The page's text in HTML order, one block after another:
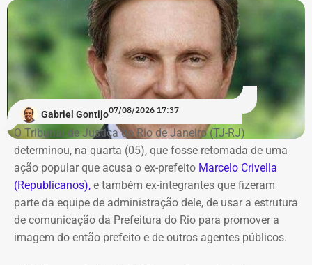
Os dados são públicos e ficam disponíveis para consulta
no sistema DivulgaCandContas, do TSE.
Gabriel Gontijo07/08/2026 17:37
O Tribunal de Justiça do Rio de Janeiro (TJ-RJ)
determinou, na quarta (05), que fosse retomada de uma
ação popular que acusa o ex-prefeito Marcelo Crivella
(Republicanos), e também ex-integrantes que fizeram
parte da equipe de administração dele, de usar a estrutura
de comunicação da Prefeitura do Rio para promover a
imagem do então prefeito e de outros agentes públicos.